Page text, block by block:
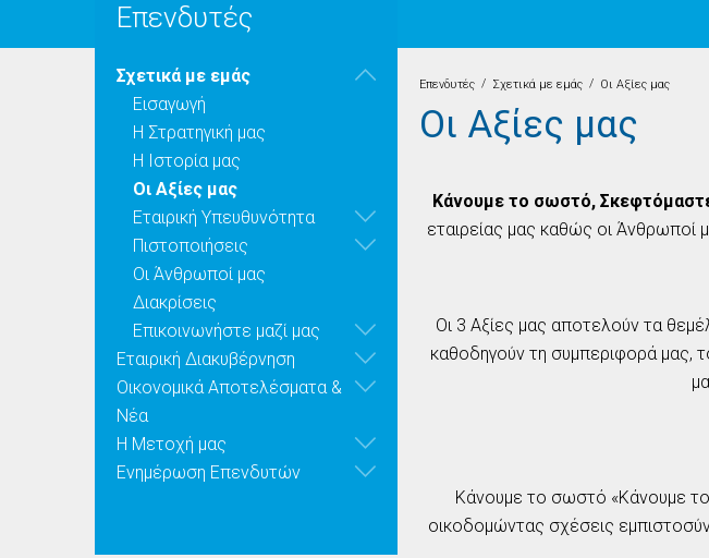
Επενδυτές
Σχετικά με εμάς
Εισαγωγή
Η Στρατηγική μας
Η Ιστορία μας
Οι Aξίες μας
Εταιρική Υπευθυνότητα
Πιστοποιήσεις
Οι Άνθρωποί μας
Διακρίσεις
Επικοινωνήστε μαζί μας
Εταιρική Διακυβέρνηση
Οικονομικά Αποτελέσματα &
Νέα
Η Μετοχή μας
Ενημέρωση Επενδυτών
Επενδυτές / Σχετικά με εμάς / Οι Aξίες μας
Οι Aξίες μας
Κάνουμε το σωστό,
εταιρείας μας καθώς οι Άνθρωποί
Οι 3 Αξίες μας αποτελούν τα
καθοδηγούν τη συμπεριφορά μας,
Κάνουμε το σωστό «Κάνουμε το
οικοδομώντας σχέσεις